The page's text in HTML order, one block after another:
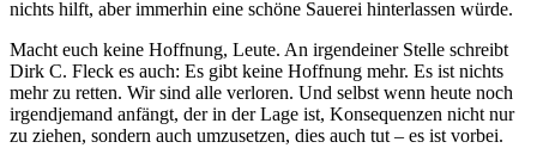
nichts hilft, aber immerhin eine schöne Sauerei hinterlassen würde.
Macht euch keine Hoffnung, Leute. An irgendeiner Stelle schreibt
Dirk C. Fleck es auch: Es gibt keine Hoffnung mehr. Es ist nichts
mehr zu retten. Wir sind alle verloren. Und selbst wenn heute noch
irgendjemand anfängt, der in der La­ge ist, Konsequenzen nicht nur
zu ziehen, sondern auch umzu­setzen, dies auch tut – es ist vorbei.